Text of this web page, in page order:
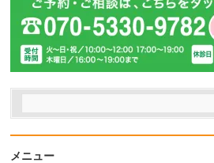
メニュー